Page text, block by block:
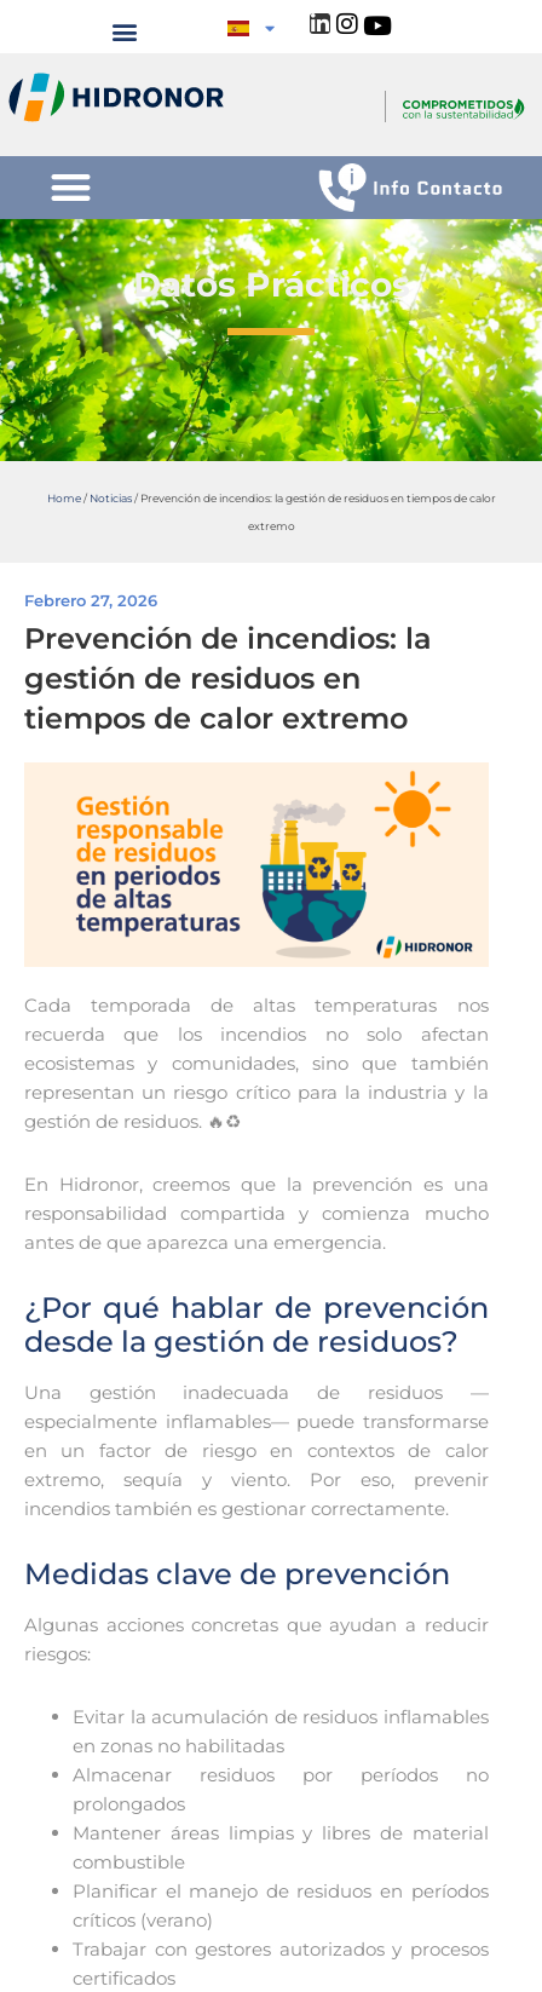
Datos Prácticos
Home/ Noticias/ Prevención de incendios: la gestión de residuos en tiempos de calor
extremo
Febrero 27, 2026
Prevención de incendios: la
gestión de residuos en
tiempos de calor extremo
Cada temporada de altas temperaturas nos
recuerda que los incendios no solo afectan
ecosistemas y comunidades, sino que también
representan un riesgo crítico para la industria y la
gestión de residuos. 🔥♻️
En Hidronor, creemos que la prevención es una
responsabilidad compartida y comienza mucho
antes de que aparezca una emergencia.
¿Por qué hablar de prevención
desde la gestión de residuos?
Una gestión inadecuada de residuos —
especialmente inflamables— puede transformarse
en un factor de riesgo en contextos de calor
extremo, sequía y viento. Por eso, prevenir
incendios también es gestionar correctamente.
Medidas clave de prevención
Algunas acciones concretas que ayudan a reducir
riesgos:
Evitar la acumulación de residuos inflamables
en zonas no habilitadas
Almacenar residuos por períodos no
prolongados
Mantener áreas limpias y libres de material
combustible
Planificar el manejo de residuos en períodos
críticos (verano)
Trabajar con gestores autorizados y procesos
certificados